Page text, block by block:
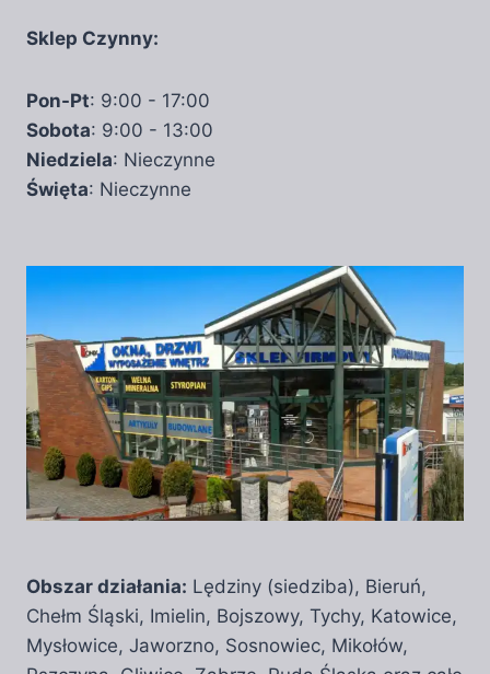
Sklep Czynny:
Pon-Pt: 9:00 - 17:00
Sobota: 9:00 - 13:00
Niedziela: Nieczynne
Święta: Nieczynne
Obszar działania: Lędziny (siedziba), Bieruń,
Chełm Śląski, Imielin, Bojszowy, Tychy, Katowice,
Mysłowice, Jaworzno, Sosnowiec, Mikołów,